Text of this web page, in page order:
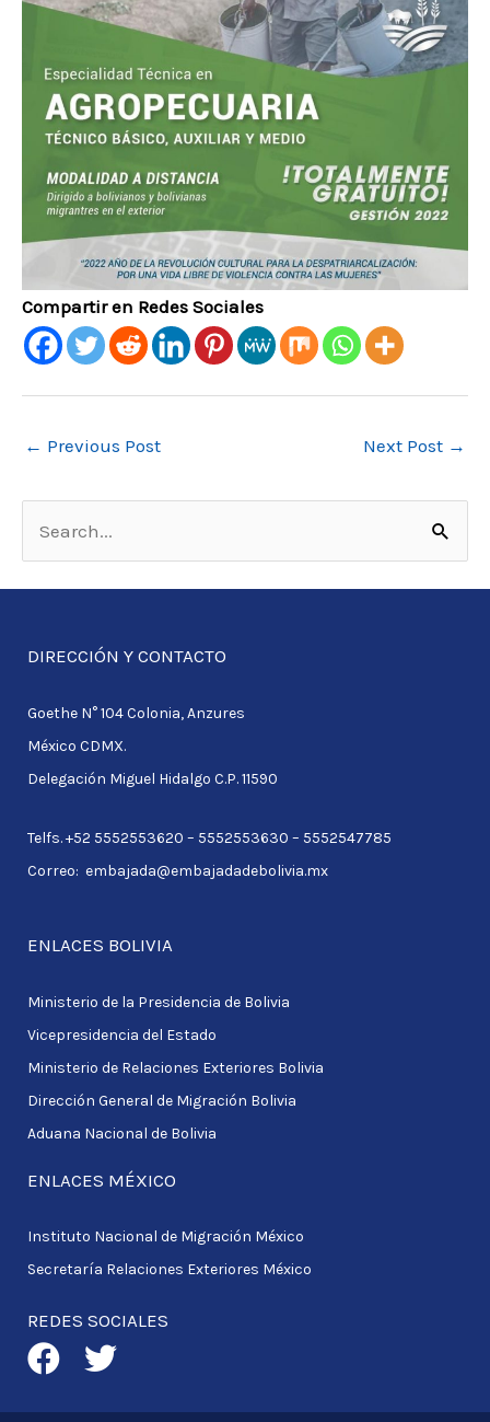
Compartir en Redes Sociales
← Previous Post Next Post →
h
DIRECCIÓN Y CONTACTO
Goethe N° 104 Colonia, Anzures
México CDMX.
Delegación Miguel Hidalgo C.P. 11590
Telfs. +52 5552553620 – 5552553630 – 5552547785
Correo: embajada@embajadadebolivia.mx
ENLACES BOLIVIA
Ministerio de la Presidencia de Bolivia
Vicepresidencia del Estado
Ministerio de Relaciones Exteriores Bolivia
Dirección General de Migración Bolivia
Aduana Nacional de Bolivia
ENLACES MÉXICO
Instituto Nacional de Migración México
Secretaría Relaciones Exteriores México
REDES SOCIALES
F
a
T
w